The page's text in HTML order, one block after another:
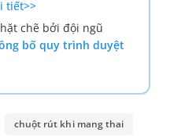
tiết>>
chẽ bởi đội ngũ
bố quy trình duyệt
chuột rút khi mang thai